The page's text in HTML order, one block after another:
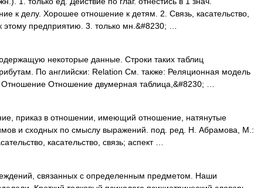
к делу. Хорошее отношение к детям. 2. Связь, касательство,
предприятию. 3. только мн.&#8230; …
некоторые данные. Строки таких таблиц
По английски: Relation См. также: Реляционная модель
Отношение двумерная таблица,&#8230; …
приказ в отношении, имеющий отношение, натянутые
и сходных по смыслу выражений. под. ред. Н. Абрамова, М.:
касательство, связь; аспект …
связанных с определенным предметом. Наши